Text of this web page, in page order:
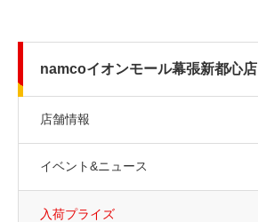
namcoイオンモール幕張新都心店
店舗情報
イベント&ニュース
入荷プライズ